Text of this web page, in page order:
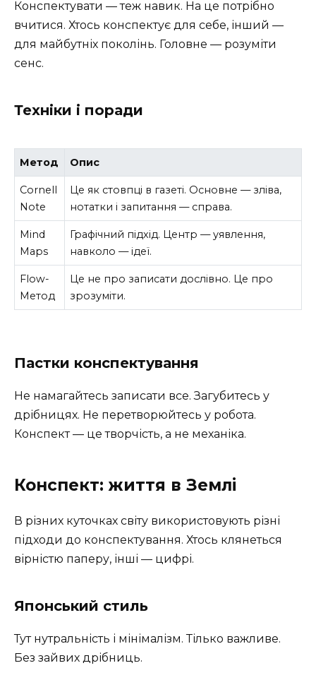
Конспектувати — теж навик. На це потрібно
вчитися. Хтось конспектує для себе, інший —
для майбутніх поколінь. Головне — розуміти
сенс.
Техніки і поради
Метод Опис
Cornell
Note
Це як стовпці в газеті. Основне — зліва,
нотатки і запитання — справа.
Mind
Maps
Графічний підхід. Центр — уявлення,
навколо — ідеї.
Flow-
Метод
Це не про записати дослівно. Це про
зрозуміти.
Пастки конспектування
Не намагайтесь записати все. Загубитесь у
дрібницях. Не перетворюйтесь у робота.
Конспект — це творчість, а не механіка.
Конспект: життя в Землі
В різних куточках світу використовують різні
підходи до конспектування. Хтось клянеться
вірністю паперу, інші — цифрі.
Японський стиль
Тут нутральність і мінімалізм. Тілько важливе.
Без зайвих дрібниць.